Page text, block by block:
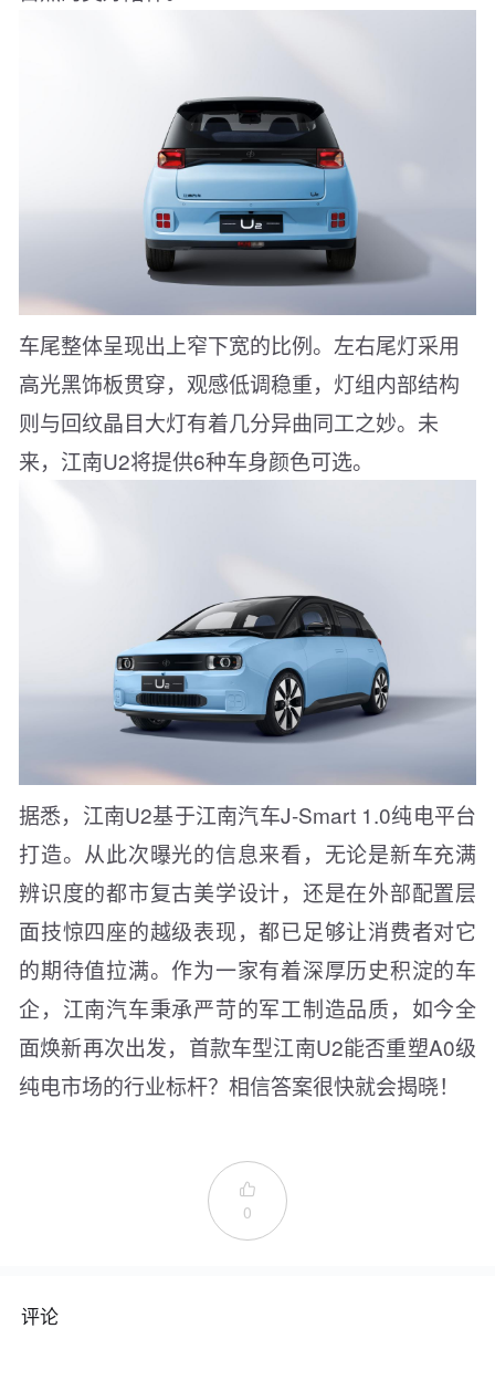
车尾整体呈现出上窄下宽的比例。左右尾灯采用
高光黑饰板贯穿，观感低调稳重，灯组内部结构
则与回纹晶目大灯有着几分异曲同工之妙。未
来，江南U2将提供6种车身颜色可选。
据悉，江南U2基于江南汽车J-Smart 1.0纯电平台
打造。从此次曝光的信息来看，无论是新车充满
辨识度的都市复古美学设计，还是在外部配置层
面技惊四座的越级表现，都已足够让消费者对它
的期待值拉满。作为一家有着深厚历史积淀的车
企，江南汽车秉承严苛的军工制造品质，如今全
面焕新再次出发，首款车型江南U2能否重塑A0级
纯电市场的行业标杆？相信答案很快就会揭晓！

0
评论